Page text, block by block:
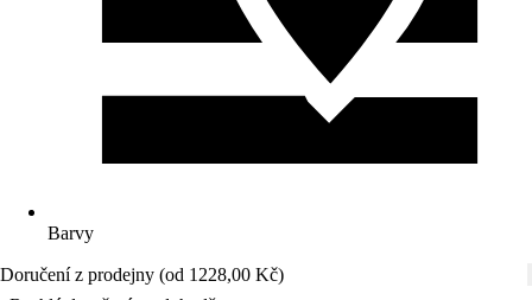
Barvy
Doručení z prodejny (od 1228,00 Kč)